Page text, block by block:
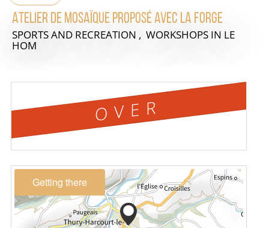
Atelier de mosaïque proposé avec La Forge
SPORTS AND RECREATION , WORKSHOPS IN LE
HOM
OVER
Getting there